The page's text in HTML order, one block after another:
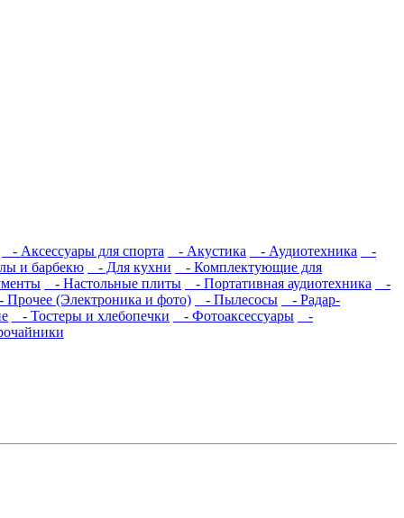
- Аксессуары для спорта - Акустика - Аудиотехника
-
и барбекю - Для кухни
- Комплектующие для
- Настольные плиты - Портативная аудиотехника
-
Прочее (Электроника и фото) - Пылесосы
- Радар-
- Тостеры и хлебопечки - Фотоаксессуары
-